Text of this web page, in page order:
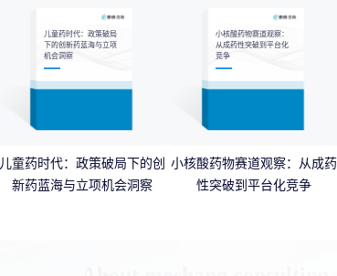
儿童药时代：政策破局
下的创新药蓝海与立项
机会洞察
儿童药时代：政策破局下的创
新药蓝海与立项机会洞察
小核酸药物赛道观察：
从成药性突破到平台化
竞争
小核酸药物赛道观察：从成药
性突破到平台化竞争